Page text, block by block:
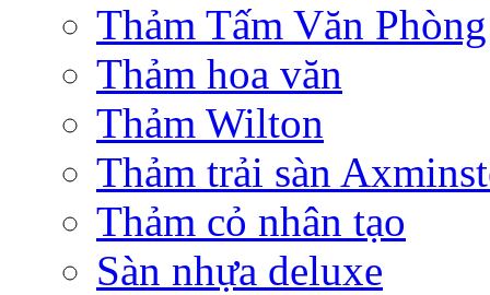
Thảm Tấm Văn Phòng
Thảm hoa văn
Thảm Wilton
Thảm trải sàn
Thảm cỏ nhân tạo
Sàn nhựa deluxe